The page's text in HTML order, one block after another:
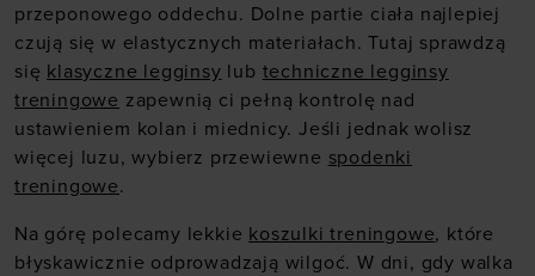
przeponowego oddechu. Dolne partie ciała najlepiej
czują się w elastycznych materiałach. Tutaj sprawdzą
się klasyczne legginsy lub techniczne legginsy
treningowe zapewnią ci pełną kontrolę nad
ustawieniem kolan i miednicy. Jeśli jednak wolisz
więcej luzu, wybierz przewiewne spodenki
treningowe.
Na górę polecamy lekkie koszulki treningowe, które
błyskawicznie odprowadzają wilgoć. W dni, gdy walka